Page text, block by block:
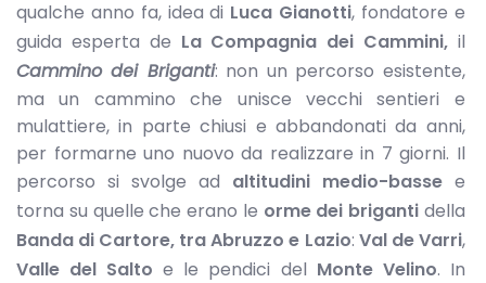
qualche anno fa, idea di Luca Gianotti, fondatore e
guida esperta de La Compagnia dei Cammini, il
Cammino dei Briganti: non un percorso esistente,
ma un cammino che unisce vecchi sentieri e
mulattiere, in parte chiusi e abbandonati da anni,
per formarne uno nuovo da realizzare in 7 giorni. Il
percorso si svolge ad altitudini medio-bassee
torna su quelle che erano le orme dei briganti della
Banda di Cartore, tra Abruzzo e Lazio: Val de Varri,
Valle del Salto e le pendici del Monte Velino. In